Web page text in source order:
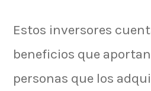
Estos inversores
beneficios que
personas que los